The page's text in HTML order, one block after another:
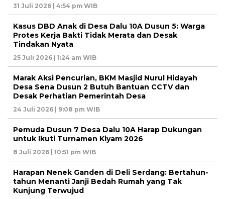
31 Juli 2026 | 4:54 pm WIB
Kasus DBD Anak di Desa Dalu 10A Dusun 5: Warga
Protes Kerja Bakti Tidak Merata dan Desak
Tindakan Nyata
25 Juli 2026 | 1:24 am WIB
Marak Aksi Pencurian, BKM Masjid Nurul Hidayah
Desa Sena Dusun 2 Butuh Bantuan CCTV dan
Desak Perhatian Pemerintah Desa
24 Juli 2026 | 9:08 pm WIB
Pemuda Dusun 7 Desa Dalu 10A Harap Dukungan
untuk Ikuti Turnamen Kiyam 2026
8 Juli 2026 | 10:51 pm WIB
Harapan Nenek Ganden di Deli Serdang: Bertahun-
tahun Menanti Janji Bedah Rumah yang Tak
Kunjung Terwujud